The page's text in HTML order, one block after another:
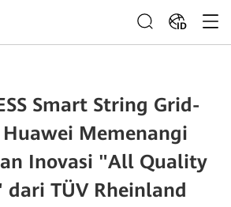
ID
Smart String Grid-
Memenangi
Inovasi "All Quality
TÜV Rheinland